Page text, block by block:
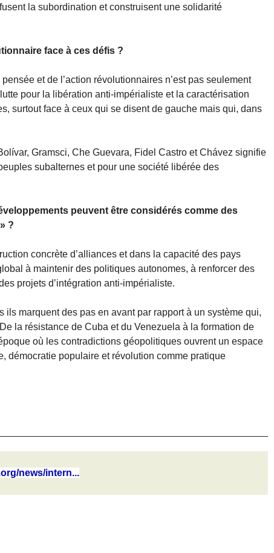
la subordination et construisent une solidarité
face à ces défis ?
et de l’action révolutionnaires n’est pas seulement
pour la libération anti-impérialiste et la caractérisation
surtout face à ceux qui se disent de gauche mais qui, dans
Gramsci, Che Guevara, Fidel Castro et Chávez signifie
subalternes et pour une société libérée des
peuvent être considérés comme des
?
concrète d’alliances et dans la capacité des pays
à maintenir des politiques autonomes, à renforcer des
projets d’intégration anti-impérialiste.
ils marquent des pas en avant par rapport à un système qui,
la résistance de Cuba et du Venezuela à la formation de
où les contradictions géopolitiques ouvrent un espace
démocratie populaire et révolution comme pratique
news/intern...